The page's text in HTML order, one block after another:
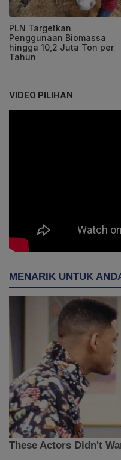
PLN Targetkan
Penggunaan Biomassa
hingga 10,2 Juta Ton per
Tahun
VIDEO PILIHAN